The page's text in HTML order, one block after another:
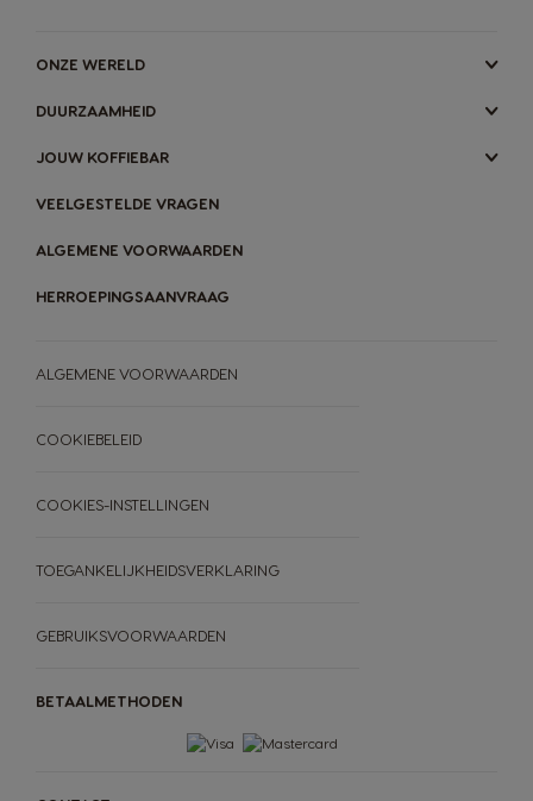
ONZE WERELD
DUURZAAMHEID
JOUW KOFFIEBAR
VEELGESTELDE VRAGEN
ALGEMENE VOORWAARDEN
HERROEPINGSAANVRAAG
BETAALMETHODEN
ALGEMENE VOORWAARDEN
COOKIEBELEID
COOKIES-INSTELLINGEN
TOEGANKELIJKHEIDSVERKLARING
GEBRUIKSVOORWAARDEN